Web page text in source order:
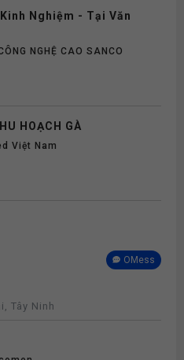
Nghiệm - Tại Văn
NGHỆ CAO SANCO
HOẠCH GÀ
Việt Nam
OMess
Tây Ninh